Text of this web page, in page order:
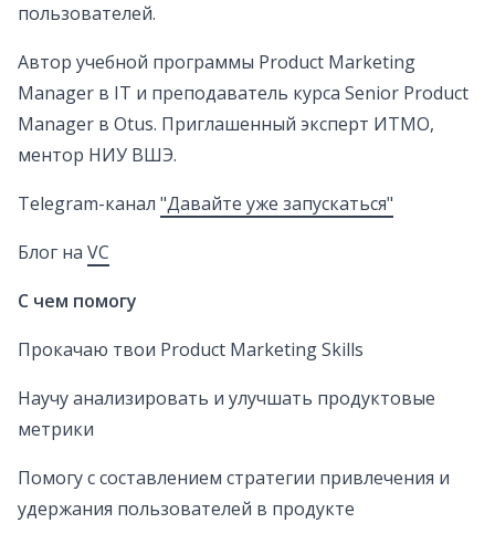
пользователей.
Автор учебной программы Product Marketing
Manager в IT и преподаватель курса Senior Product
Manager в Otus. Приглашенный эксперт ИТМО,
ментор НИУ ВШЭ.
Telegram-канал "Давайте уже запускаться"
Блог на VC
С чем помогу
Прокачаю твои Product Marketing Skills
Научу анализировать и улучшать продуктовые
метрики
Помогу с составлением стратегии привлечения и
удержания пользователей в продукте